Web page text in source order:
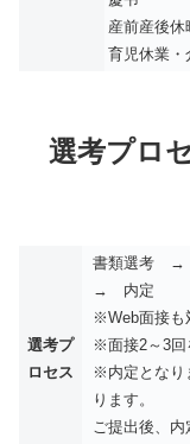
産前産後休
育児休業・
選考プロ
選考プ
ロセス
書類選考
→ 内定
※Web面接も
※面接2～3回
※内定となり
ります。
ご提出後、内